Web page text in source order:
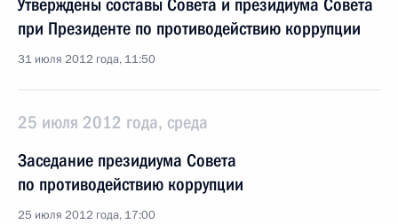
Утверждены составы Совета и президиума Совета
при Президенте по противодействию коррупции
31 июля 2012 года, 11:50
25 июля 2012 года, среда
Заседание президиума Совета
по противодействию коррупции
25 июля 2012 года, 17:00